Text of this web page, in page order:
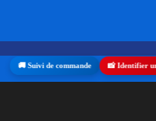
🚚 Suivi de commande 📸 Identifier
Technal